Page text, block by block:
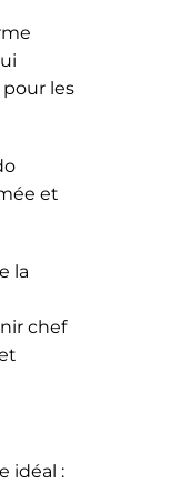
les
et
la
chef
idéal :